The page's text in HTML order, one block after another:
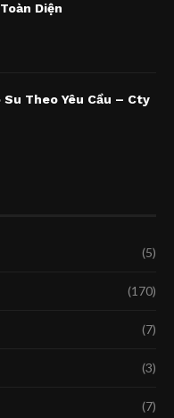
Diện
Su Theo Yêu Cầu – Cty
(5)
(170)
(7)
(3)
(7)